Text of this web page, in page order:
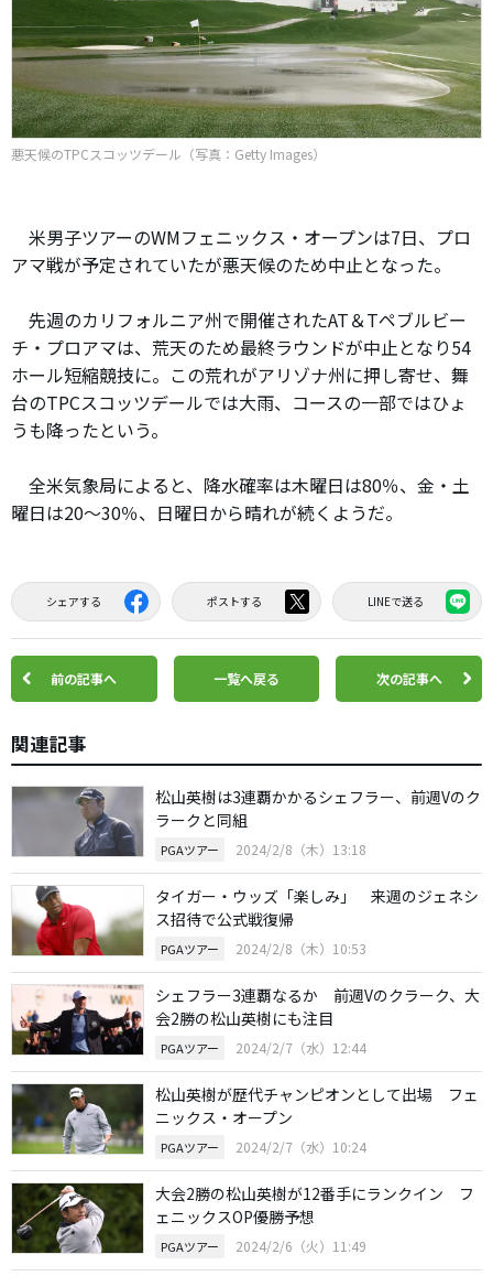
悪天候のTPCスコッツデール（写真：Getty Images）
米男子ツアーのWMフェニックス・オープンは7日、プロ
アマ戦が予定されていたが悪天候のため中止となった。
先週のカリフォルニア州で開催されたAT＆Tペブルビー
チ・プロアマは、荒天のため最終ラウンドが中止となり54
ホール短縮競技に。この荒れがアリゾナ州に押し寄せ、舞
台のTPCスコッツデールでは大雨、コースの一部ではひょ
うも降ったという。
全米気象局によると、降水確率は木曜日は80％、金・土
曜日は20～30％、日曜日から晴れが続くようだ。
シェアする ポストする LINEで送る
前の記事へ 一覧へ戻る 次の記事へ
関連記事
松山英樹は3連覇かかるシェフラー、前週Vのク
ラークと同組
PGAツアー 2024/2/8（木）13:18
タイガー・ウッズ「楽しみ」 来週のジェネシ
ス招待で公式戦復帰
PGAツアー 2024/2/8（木）10:53
シェフラー3連覇なるか 前週Vのクラーク、大
会2勝の松山英樹にも注目
PGAツアー 2024/2/7（水）12:44
松山英樹が歴代チャンピオンとして出場 フェ
ニックス・オープン
PGAツアー 2024/2/7（水）10:24
大会2勝の松山英樹が12番手にランクイン フ
ェニックスOP優勝予想
PGAツアー 2024/2/6（火）11:49